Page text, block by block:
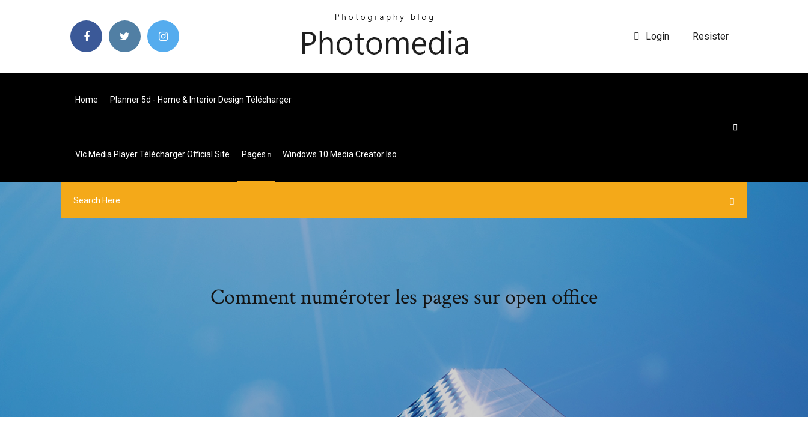
Login | Resister
Home Planner 5d - Home & Interior Design Télécharger
Vlc Media Player Télécharger Official Site Pages Windows 10 Media Creator Iso
Comment numéroter les pages sur open office